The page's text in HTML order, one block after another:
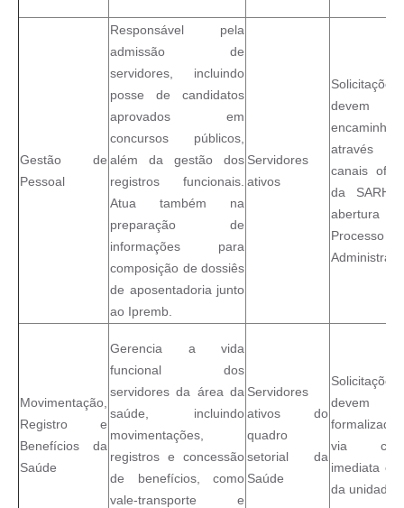
Gestão de
Pessoal
Responsável pela
admissão de
servidores, incluindo
posse de candidatos
aprovados em
concursos públicos,
além da gestão dos
registros funcionais.
Atua também na
preparação de
informações para
composição de dossiês
de aposentadoria junto
ao Ipremb.
Servidores
ativos
Solicitações
devem
através
canais
da SARH
abertura
Processo
Movimentação,
Registro e
Benefícios da
Saúde
Gerencia a vida
funcional dos
servidores da área da
saúde, incluindo
movimentações,
registros e concessão
de benefícios, como
vale-transporte e
Servidores
ativos do
quadro
setorial da
Saúde
Solicitações
devem
formalizadas
via
imediata e
da unidade.